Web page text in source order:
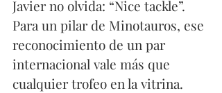
Javier no olvida: “Nice tackle”.
Para un pilar de Minotauros, ese
reconocimiento de un par
internacional vale más que
cualquier trofeo en la vitrina.